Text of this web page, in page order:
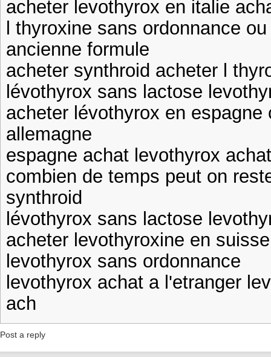
acheter levothyrox en italie
l thyroxine sans ordonnance
ancienne formule
acheter synthroid acheter l
lévothyrox sans lactose
acheter lévothyrox en
allemagne
espagne achat levothyrox
combien de temps peut on
synthroid
lévothyrox sans lactose
acheter levothyroxine en
levothyrox sans ordonnance
levothyrox achat a l'etranger
ach
Post a reply